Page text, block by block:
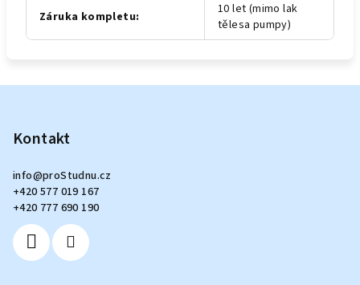
Záruka kompletu:
10 let (mimo lak
tělesa pumpy)
Kontakt
info@proStudnu.cz
+420 577 019 167
+420 777 690 190